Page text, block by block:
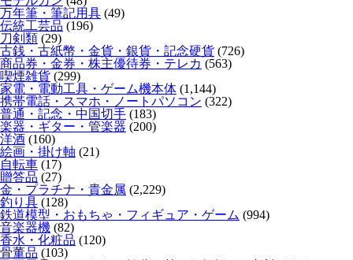
万年筆・筆記用具 (49)
伝統工芸品 (196)
刀剣類 (29)
古銭・古紙幣・金貨・銀貨・記念硬貨 (726)
商品券・金券・株主優待券・テレカ (563)
喫煙雑貨 (299)
家電・電動工具・ゲーム機本体 (1,144)
携帯電話・スマホ・ノートパソコン (322)
普通・記念・中国切手 (183)
楽器・ギター・管楽器 (200)
洋酒 (160)
絵画・掛け軸 (21)
自転車 (17)
贈答品 (27)
金・プラチナ・貴金属 (2,229)
釣り具 (128)
鉄道模型・おもちゃ・フィギュア・ゲーム (994)
音楽器機 (82)
香水・化粧品 (120)
骨董品 (103)